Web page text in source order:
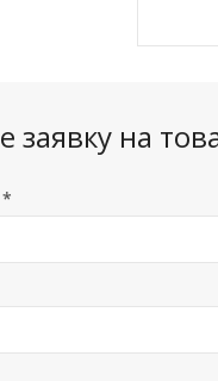
заявку на
*